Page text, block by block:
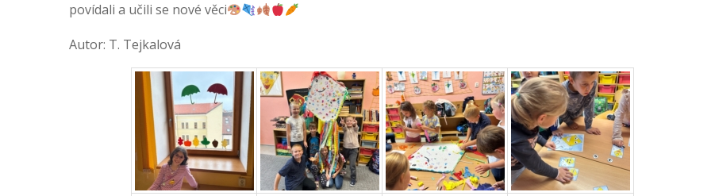
povídali a učili se nové věci
Autor: T. Tejkalová